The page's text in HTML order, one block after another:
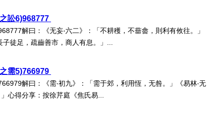
訟6)968777
解曰：《无妄‧六二》：「不耕穫，不葘畲，則利有攸往。」
子徒足，疏齒善市，商人有息。」...
需5)766979
解曰：《需‧初九》：「需于郊，利用恆，无咎。」《易林‧无
心得分享：按徐芹庭《焦氏易...